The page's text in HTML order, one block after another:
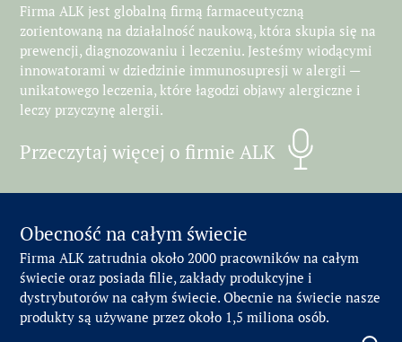
Firma ALK jest globalną firmą farmaceutyczną
zorientowaną na działalność naukową, która skupia się na
prewencji, diagnozowaniu i leczeniu. Jesteśmy wiodącymi
innowatorami w dziedzinie immunosupresji w alergii —
unikatowego leczenia, które łagodzi objawy alergiczne i
leczy przyczynę alergii.
Przeczytaj więcej o firmie ALK
Obecność na całym świecie
Firma ALK zatrudnia około 2000 pracowników na całym
świecie oraz posiada filie, zakłady produkcyjne i
dystrybutorów na całym świecie. Obecnie na świecie nasze
produkty są używane przez około 1,5 miliona osób.